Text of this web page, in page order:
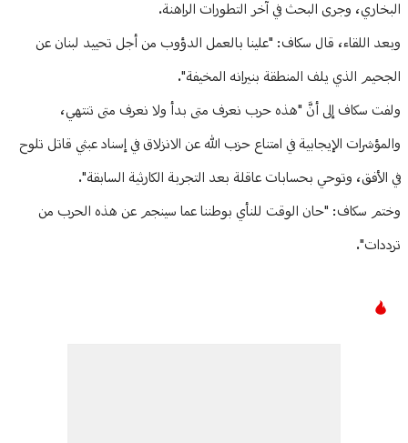
البخاري‬⁩، وجرى البحث في آخر التطورات الراهنة.
وبعد اللقاء، قال سكاف: "علينا بالعمل الدؤوب من أجل تحييد ⁧‫لبنان‬⁩ عن
الجحيم الذي يلف المنطقة بنيرانه المخيفة".
ولفت سكاف إلى أنَّ "هذه ⁧‫حرب‬⁩ نعرف متى بدأ ولا نعرف متى تنتهي،
والمؤشرات الإيجابية في امتناع ⁧‫حزب الله‬⁩ عن الانزلاق في إسناد عبثي قاتل تلوح
في الأفق، وتوحي بحسابات عاقلة بعد التجربة الكارثية السابقة".
وختم سكاف: "حان الوقت للنأي بوطننا عما سينجم عن هذه الحرب من
ترددات".